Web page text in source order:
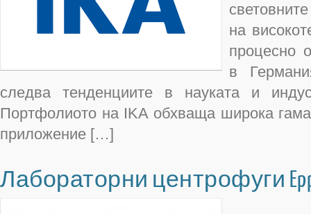
на
процесно
в
следва тенденциите в науката и
Портфолиото на IKA обхваща широка
приложение […]
Лабораторни центрофуги